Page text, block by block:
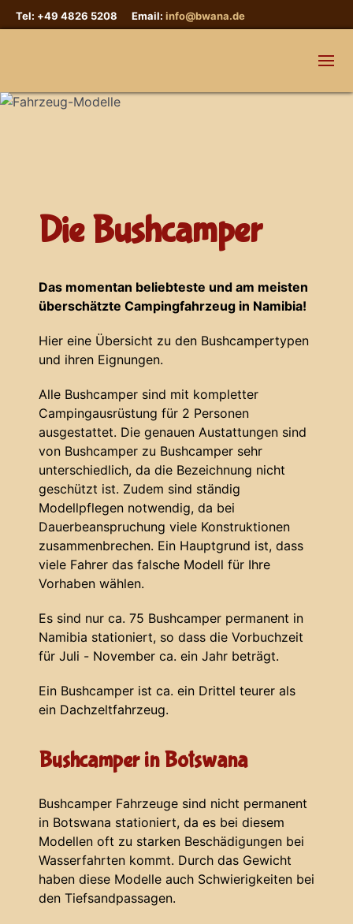
Tel: +49 4826 5208 Email: info@bwana.de
Die Bushcamper
Das momentan beliebteste und am meisten
überschätzte Campingfahrzeug in Namibia!
Hier eine Übersicht zu den Bushcampertypen
und ihren Eignungen.
Alle Bushcamper sind mit kompletter
Campingausrüstung für 2 Personen
ausgestattet. Die genauen Austattungen sind
von Bushcamper zu Bushcamper sehr
unterschiedlich, da die Bezeichnung nicht
geschützt ist. Zudem sind ständig
Modellpflegen notwendig, da bei
Dauerbeanspruchung viele Konstruktionen
zusammenbrechen. Ein Hauptgrund ist, dass
viele Fahrer das falsche Modell für Ihre
Vorhaben wählen.
Es sind nur ca. 75 Bushcamper permanent in
Namibia stationiert, so dass die Vorbuchzeit
für Juli - November ca. ein Jahr beträgt.
Ein Bushcamper ist ca. ein Drittel teurer als
ein Dachzeltfahrzeug.
Bushcamper in Botswana
Bushcamper Fahrzeuge sind nicht permanent
in Botswana stationiert, da es bei diesem
Modellen oft zu starken Beschädigungen bei
Wasserfahrten kommt. Durch das Gewicht
haben diese Modelle auch Schwierigkeiten bei
den Tiefsandpassagen.